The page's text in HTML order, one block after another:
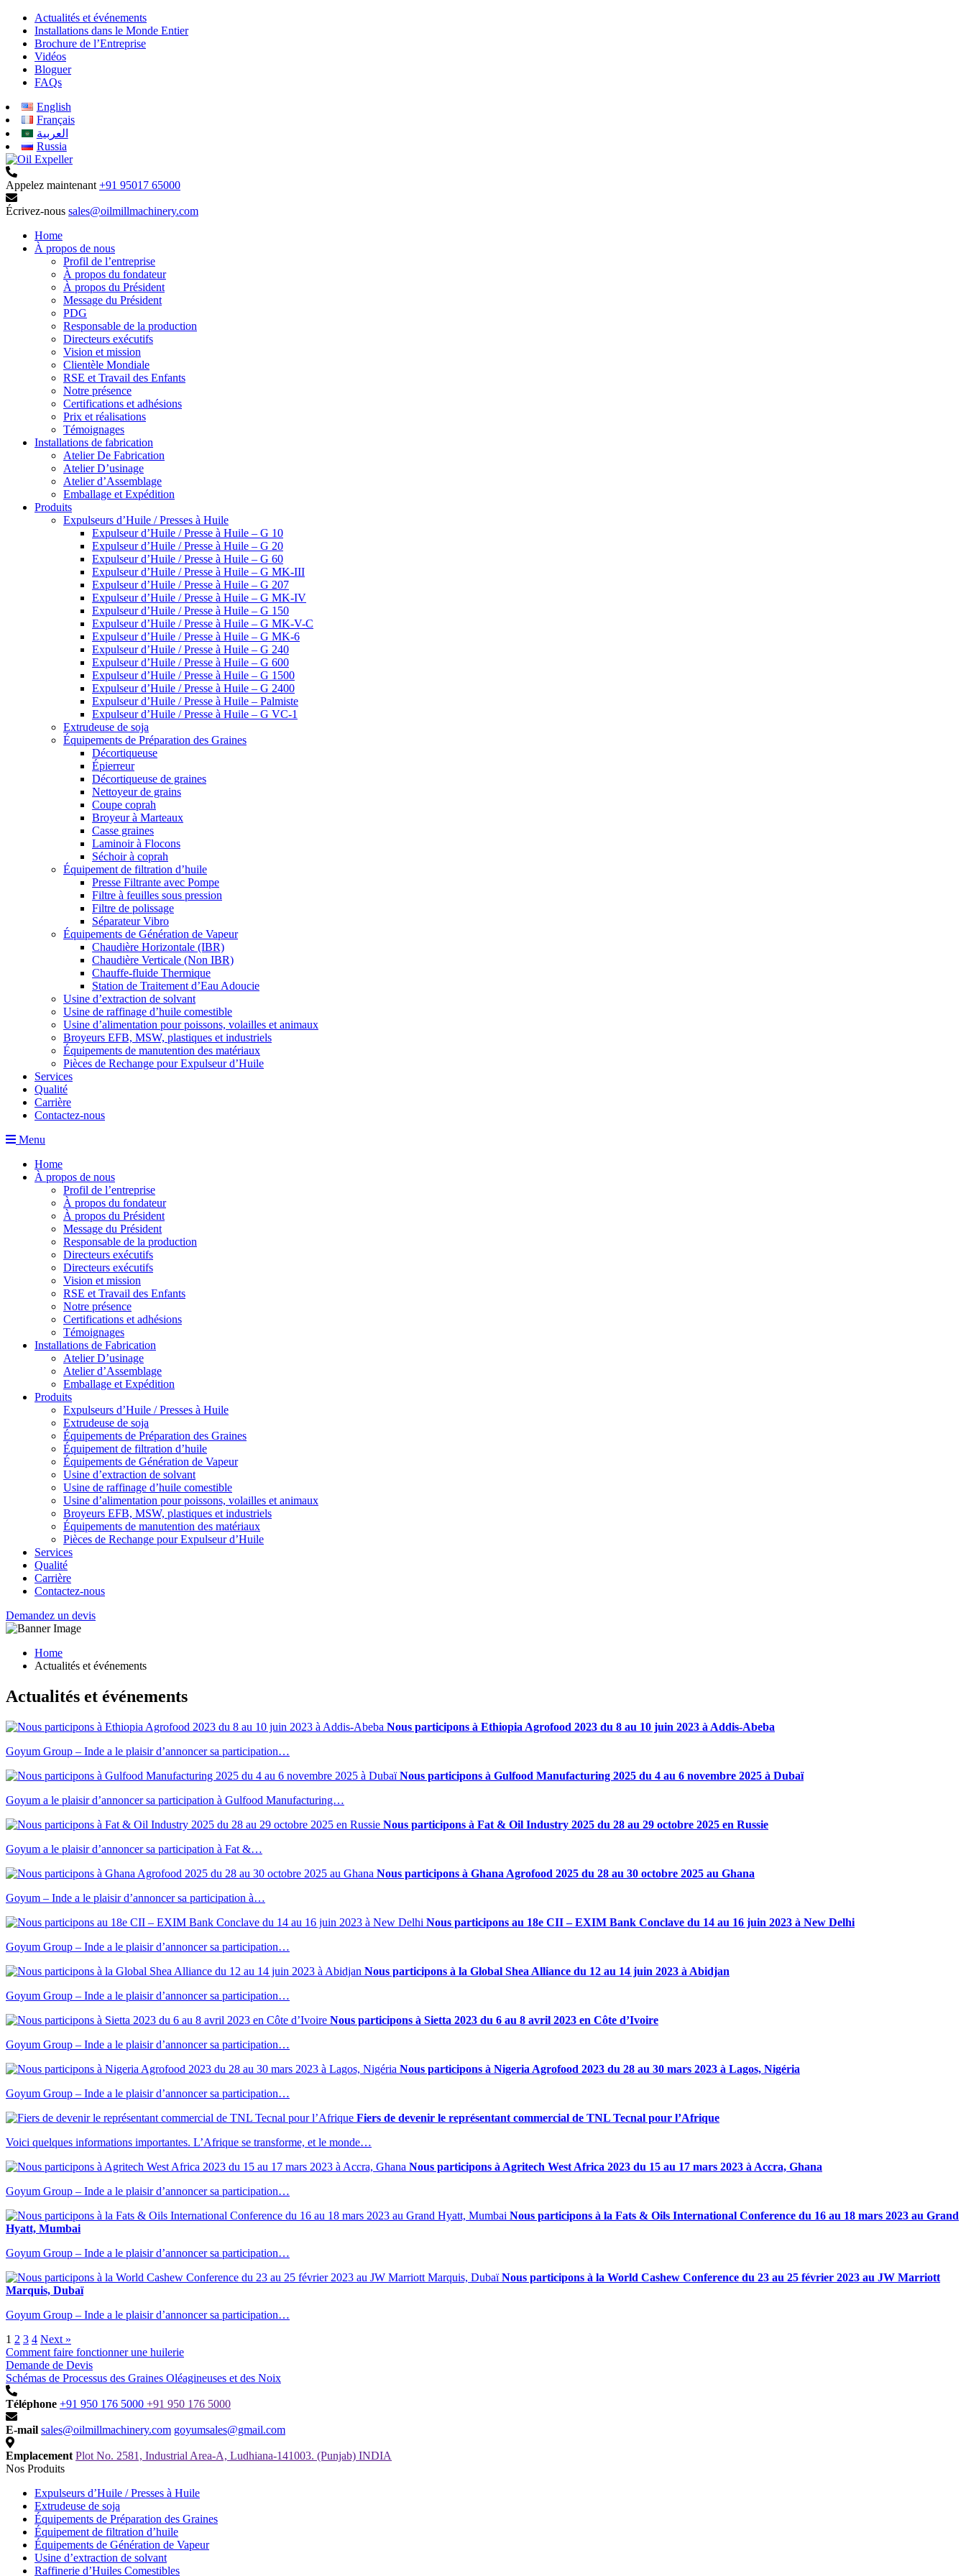
Actualités et événements
Installations dans le Monde Entier
Brochure de l’Entreprise
Vidéos
Bloguer
FAQs
English
Français
العربية
Russia
Appelez maintenant +91 95017 65000
Écrivez-nous sales@oilmillmachinery.com
Home
À propos de nous
Profil de l’entreprise
À propos du fondateur
À propos du Président
Message du Président
PDG
Responsable de la production
Directeurs exécutifs
Vision et mission
Clientèle Mondiale
RSE et Travail des Enfants
Notre présence
Certifications et adhésions
Prix et réalisations
Témoignages
Installations de fabrication
Atelier De Fabrication
Atelier D’usinage
Atelier d’Assemblage
Emballage et Expédition
Produits
Expulseurs d’Huile / Presses à Huile
Expulseur d’Huile / Presse à Huile – G 10
Expulseur d’Huile / Presse à Huile – G 20
Expulseur d’Huile / Presse à Huile – G 60
Expulseur d’Huile / Presse à Huile – G MK-III
Expulseur d’Huile / Presse à Huile – G 207
Expulseur d’Huile / Presse à Huile – G MK-IV
Expulseur d’Huile / Presse à Huile – G 150
Expulseur d’Huile / Presse à Huile – G MK-V-C
Expulseur d’Huile / Presse à Huile – G MK-6
Expulseur d’Huile / Presse à Huile – G 240
Expulseur d’Huile / Presse à Huile – G 600
Expulseur d’Huile / Presse à Huile – G 1500
Expulseur d’Huile / Presse à Huile – G 2400
Expulseur d’Huile / Presse à Huile – Palmiste
Expulseur d’Huile / Presse à Huile – G VC-1
Extrudeuse de soja
Équipements de Préparation des Graines
Décortiqueuse
Épierreur
Décortiqueuse de graines
Nettoyeur de grains
Coupe coprah
Broyeur à Marteaux
Casse graines
Laminoir à Flocons
Séchoir à coprah
Équipement de filtration d’huile
Presse Filtrante avec Pompe
Filtre à feuilles sous pression
Filtre de polissage
Séparateur Vibro
Équipements de Génération de Vapeur
Chaudière Horizontale (IBR)
Chaudière Verticale (Non IBR)
Chauffe-fluide Thermique
Station de Traitement d’Eau Adoucie
Usine d’extraction de solvant
Usine de raffinage d’huile comestible
Usine d’alimentation pour poissons, volailles et animaux
Broyeurs EFB, MSW, plastiques et industriels
Équipements de manutention des matériaux
Pièces de Rechange pour Expulseur d’Huile
Services
Qualité
Carrière
Contactez-nous
Menu
Home
À propos de nous
Profil de l’entreprise
À propos du fondateur
À propos du Président
Message du Président
Responsable de la production
Directeurs exécutifs
Directeurs exécutifs
Vision et mission
RSE et Travail des Enfants
Notre présence
Certifications et adhésions
Témoignages
Installations de Fabrication
Atelier D’usinage
Atelier d’Assemblage
Emballage et Expédition
Produits
Expulseurs d’Huile / Presses à Huile
Extrudeuse de soja
Équipements de Préparation des Graines
Équipement de filtration d’huile
Équipements de Génération de Vapeur
Usine d’extraction de solvant
Usine de raffinage d’huile comestible
Usine d’alimentation pour poissons, volailles et animaux
Broyeurs EFB, MSW, plastiques et industriels
Équipements de manutention des matériaux
Pièces de Rechange pour Expulseur d’Huile
Services
Qualité
Carrière
Contactez-nous
Demandez un devis
Home
Actualités et événements
Actualités et événements
Nous participons à Ethiopia Agrofood 2023 du 8 au 10 juin 2023 à Addis-Abeba
Goyum Group – Inde a le plaisir d’annoncer sa participation…
Nous participons à Gulfood Manufacturing 2025 du 4 au 6 novembre 2025 à Dubaï
Goyum a le plaisir d’annoncer sa participation à Gulfood Manufacturing…
Nous participons à Fat & Oil Industry 2025 du 28 au 29 octobre 2025 en Russie
Goyum a le plaisir d’annoncer sa participation à Fat &…
Nous participons à Ghana Agrofood 2025 du 28 au 30 octobre 2025 au Ghana
Goyum – Inde a le plaisir d’annoncer sa participation à…
Nous participons au 18e CII – EXIM Bank Conclave du 14 au 16 juin 2023 à New Delhi
Goyum Group – Inde a le plaisir d’annoncer sa participation…
Nous participons à la Global Shea Alliance du 12 au 14 juin 2023 à Abidjan
Goyum Group – Inde a le plaisir d’annoncer sa participation…
Nous participons à Sietta 2023 du 6 au 8 avril 2023 en Côte d’Ivoire
Goyum Group – Inde a le plaisir d’annoncer sa participation…
Nous participons à Nigeria Agrofood 2023 du 28 au 30 mars 2023 à Lagos, Nigéria
Goyum Group – Inde a le plaisir d’annoncer sa participation…
Fiers de devenir le représentant commercial de TNL Tecnal pour l’Afrique
Voici quelques informations importantes. L’Afrique se transforme, et le monde…
Nous participons à Agritech West Africa 2023 du 15 au 17 mars 2023 à Accra, Ghana
Goyum Group – Inde a le plaisir d’annoncer sa participation…
Nous participons à la Fats & Oils International Conference du 16 au 18 mars 2023 au Grand
Hyatt, Mumbai
Goyum Group – Inde a le plaisir d’annoncer sa participation…
Nous participons à la World Cashew Conference du 23 au 25 février 2023 au JW Marriott
Marquis, Dubaï
Goyum Group – Inde a le plaisir d’annoncer sa participation…
1 2 3 4 Next »
Comment faire fonctionner une huilerie
Demande de Devis
Schémas de Processus des Graines Oléagineuses et des Noix
Téléphone +91 950 176 5000 +91 950 176 5000
E-mail sales@oilmillmachinery.com goyumsales@gmail.com
Emplacement Plot No. 2581, Industrial Area-A, Ludhiana-141003. (Punjab) INDIA
Nos Produits
Expulseurs d’Huile / Presses à Huile
Extrudeuse de soja
Équipements de Préparation des Graines
Équipement de filtration d’huile
Équipements de Génération de Vapeur
Usine d’extraction de solvant
Raffinerie d’Huiles Comestibles